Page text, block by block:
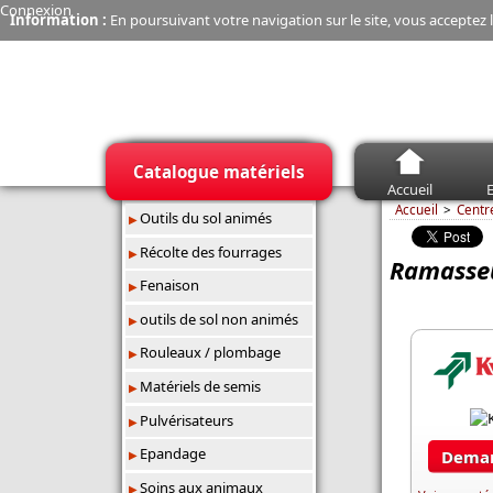
Information : En poursuivant votre navigation sur le site, vous
Connexion
Accueil
Catalogue matériels
Outils du sol animés
Récolte des fourrages
Fenaison
outils de sol non animés
Rouleaux / plombage
Matériels de semis
Pulvérisateurs
Epandage
Soins aux animaux
Accueil